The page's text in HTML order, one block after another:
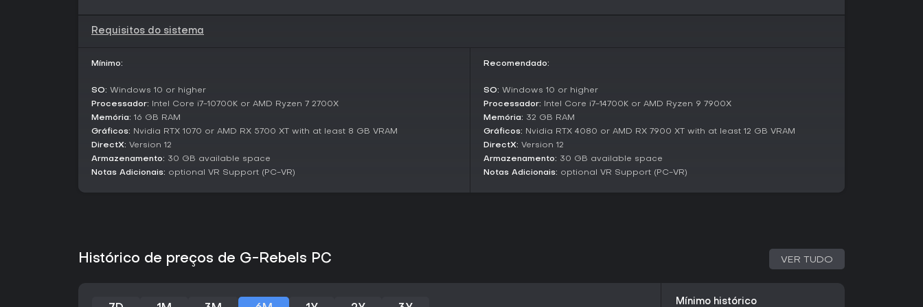
intrigas que podem mudar alianças.
Locais vibrantes vão de instalações de pesquisa a zonas industriais, todos
navegáveis em um ambiente coeso. Mecânicas de controle de facções
envolvem capturar pontos-chave, impactando acesso a recursos e missões.
clássicos. O jogo segue recebendo foco em suas features técnicas, com
Requisitos do sistema
Mínimo:
SO: Windows 10 or higher
Processador: Intel Core i7-10700K or AMD Ryzen 7 2700X
Memória: 16 GB RAM
Gráficos: Nvidia RTX 1070 or AMD RX 5700 XT with at least 8 GB VRAM
DirectX: Version 12
Armazenamento: 30 GB available space
Notas Adicionais: optional VR Support (PC-VR)
Recomendado:
SO: Windows 10 or higher
Processador: Intel Core i7-14700K or AMD Ryzen 9 7900X
Memória: 32 GB RAM
Gráficos: Nvidia RTX 4080 or AMD RX 7900 XT with at least 12 GB VRAM
DirectX: Version 12
Armazenamento: 30 GB available space
Notas Adicionais: optional VR Support (PC-VR)
Histórico de preços de G-Rebels PC VER TUDO
Mínimo histórico